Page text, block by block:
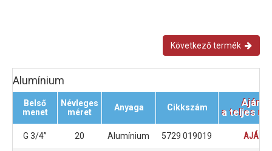
Következő termék
Alumínium
Belső
menet
Névleges
méret
Anyaga Cikkszám
a teljes
G 3/4” 20 Alumínium 5729 019019